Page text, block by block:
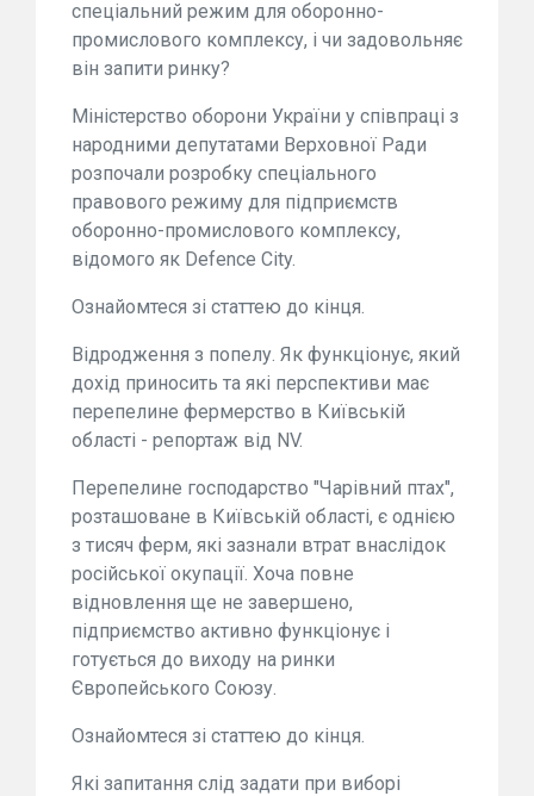
спеціальний режим для оборонно-
промислового комплексу, і чи задовольняє
він запити ринку?
Міністерство оборони України у співпраці з
народними депутатами Верховної Ради
розпочали розробку спеціального
правового режиму для підприємств
оборонно-промислового комплексу,
відомого як Defence City.
Ознайомтеся зі статтею до кінця.
Відродження з попелу. Як функціонує, який
дохід приносить та які перспективи має
перепелине фермерство в Київській
області - репортаж від NV.
Перепелине господарство "Чарівний птах",
розташоване в Київській області, є однією
з тисяч ферм, які зазнали втрат внаслідок
російської окупації. Хоча повне
відновлення ще не завершено,
підприємство активно функціонує і
готується до виходу на ринки
Європейського Союзу.
Ознайомтеся зі статтею до кінця.
Які запитання слід задати при виборі